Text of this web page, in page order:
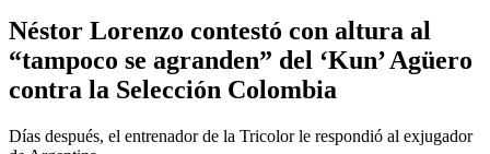
Néstor Lorenzo contestó con altura al
“tampoco se agranden” del ‘Kun’ Agüero
contra la Selección Colombia
Días después, el entrenador de la Tricolor le respondió al exjugador